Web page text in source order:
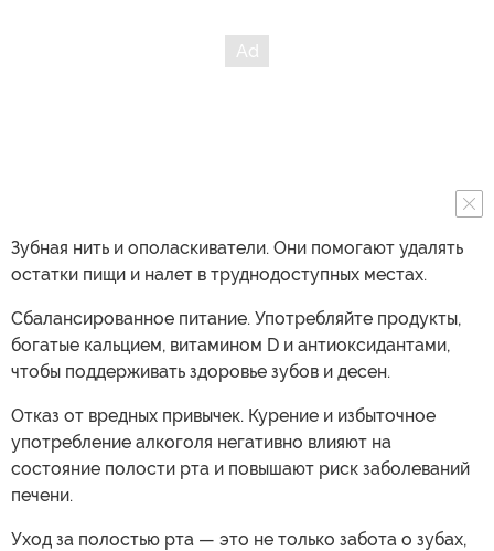
Зубная нить и ополаскиватели. Они помогают удалять
остатки пищи и налет в труднодоступных местах.
Сбалансированное питание. Употребляйте продукты,
богатые кальцием, витамином D и антиоксидантами,
чтобы поддерживать здоровье зубов и десен.
Отказ от вредных привычек. Курение и избыточное
употребление алкоголя негативно влияют на
состояние полости рта и повышают риск заболеваний
печени.
Уход за полостью рта — это не только забота о зубах,